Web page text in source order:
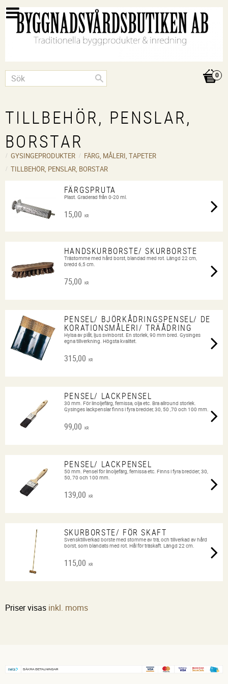
TILLBEHÖR, PENSLAR,
BORSTAR
GYSINGEPRODUKTER
FÄRG, MÅLERI, TAPETER
TILLBEHÖR, PENSLAR, BORSTAR
FÄRGSPRUTA
Plast. Graderad från 0-20 ml.
15,00 KR
HANDSKURBORSTE/ SKURBORSTE
Trästomme med hård borst, blandad med rot. Längd 22 cm,
bredd 6,5 cm.
75,00 KR
PENSEL/ BJÖRKÅDRINGSPENSEL/ DE
KORATIONSMÅLERI/ TRÄÅDRING
Hylsa av plåt, ljus svinborst. En storlek, 90 mm bred. Gysinges
egna tillverkning. Högsta kvalitet.
315,00 KR
PENSEL/ LACKPENSEL
30 mm. För linoljefärg, fernissa, olja etc. Bra allround storlek.
Gysinges lackpenslar finns i fyra bredder, 30, 50 ,70 och 100 mm.
99,00 KR
PENSEL/ LACKPENSEL
50 mm. Pensel för linoljefärg, fernissa etc. Finns i fyra bredder; 30,
50, 70 och 100 mm.
139,00 KR
SKURBORSTE/ FÖR SKAFT
Svensktillverkad borste med stomme av trä, och tillverkad av hård
borst, som blandats med rot. Hål för träskaft. Längd 22 cm.
115,00 KR
Priser visas inkl. moms